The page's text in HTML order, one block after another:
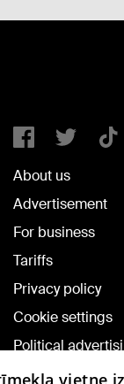
About us
Advertisement
For business
Tariffs
Privacy policy
Cookie settings
Political
Cookie policy
vietne